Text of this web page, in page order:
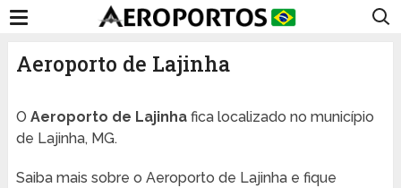
Aeroporto de Lajinha
O Aeroporto de Lajinhafica localizado no município
de Lajinha, MG.
Saiba mais sobre o Aeroporto de Lajinha e fique